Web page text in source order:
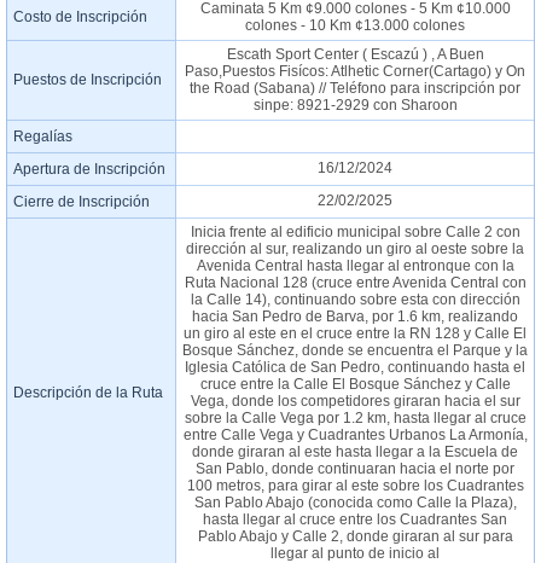
Costo de Inscripción
Caminata 5 Km ¢9.000 colones - 5 Km ¢10.000
colones - 10 Km ¢13.000 colones
Puestos de Inscripción
Escath Sport Center ( Escazú ) , A Buen
Paso,Puestos Fisícos: Atlhetic Corner(Cartago) y On
the Road (Sabana) // Teléfono para inscripción por
sinpe: 8921-2929 con Sharoon
Regalías
Apertura de Inscripción
16/12/2024
Cierre de Inscripción
22/02/2025
Descripción de la Ruta
Inicia frente al edificio municipal sobre Calle 2 con
dirección al sur, realizando un giro al oeste sobre la
Avenida Central hasta llegar al entronque con la
Ruta Nacional 128 (cruce entre Avenida Central con
la Calle 14), continuando sobre esta con dirección
hacia San Pedro de Barva, por 1.6 km, realizando
un giro al este en el cruce entre la RN 128 y Calle El
Bosque Sánchez, donde se encuentra el Parque y la
Iglesia Católica de San Pedro, continuando hasta el
cruce entre la Calle El Bosque Sánchez y Calle
Vega, donde los competidores giraran hacia el sur
sobre la Calle Vega por 1.2 km, hasta llegar al cruce
entre Calle Vega y Cuadrantes Urbanos La Armonía,
donde giraran al este hasta llegar a la Escuela de
San Pablo, donde continuaran hacia el norte por
100 metros, para girar al este sobre los Cuadrantes
San Pablo Abajo (conocida como Calle la Plaza),
hasta llegar al cruce entre los Cuadrantes San
Pablo Abajo y Calle 2, donde giraran al sur para
llegar al punto de inicio al